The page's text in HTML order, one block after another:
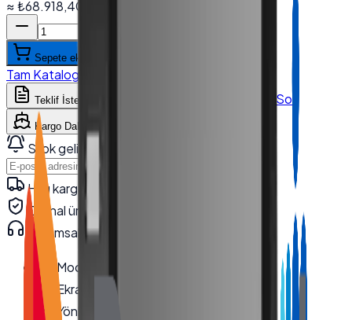
≈₺68.918,40
Sepete ekle
Tam Katalog
Teklif İste WhatsApp'tan Sor
Kargo Dahil Fiyat Hesapla
Stok gelince haber ver
Hızlı kargo · kurumsal teslimat
Orijinal ürün · garanti
Kurumsal teknik destek
Model
Ekran Boyutu
Yönlendirme